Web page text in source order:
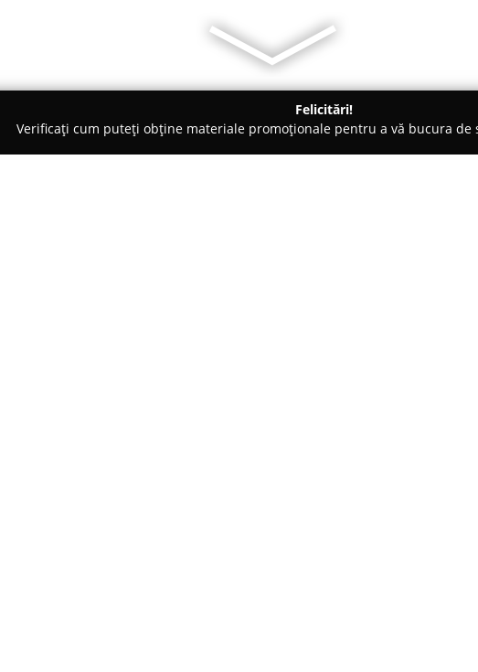
Felicitări!
Verificați cum puteți obține materiale promoționale pentru a vă bucura de